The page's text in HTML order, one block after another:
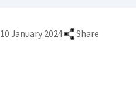
10 January 2024 Share